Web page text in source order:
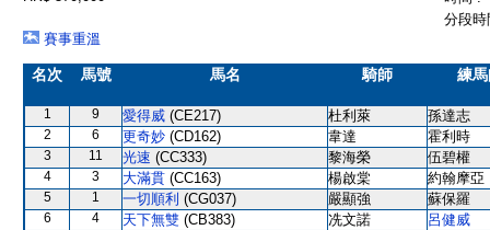
分段
賽事重溫
名次 馬號 馬名 騎師 練
1 9 愛得威 (CE217) 杜利萊 孫達志
2 6 更奇妙 (CD162) 韋達 霍利時
3 11 光速 (CC333) 黎海榮 伍碧權
4 3 大滿貫 (CC163) 楊啟棠 約翰摩亞
5 1 一切順利 (CG037) 嚴顯強 蘇保羅
6 4 天下無雙 (CB383) 冼文諾 呂健威